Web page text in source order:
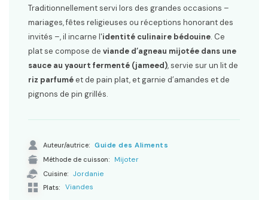
Traditionnellement servi lors des grandes occasions –
mariages, fêtes religieuses ou réceptions honorant des
invités –, il incarne l'identité culinaire bédouine. Ce
plat se compose de viande d’agneau mijotée dans une
sauce au yaourt fermenté (jameed), servie sur un lit de
riz parfuméet de pain plat, et garnie d’amandes et de
pignons de pin grillés.
Auteur/autrice: Guide des Aliments
Méthode de cuisson: Mijoter
Cuisine: Jordanie
Plats: Viandes